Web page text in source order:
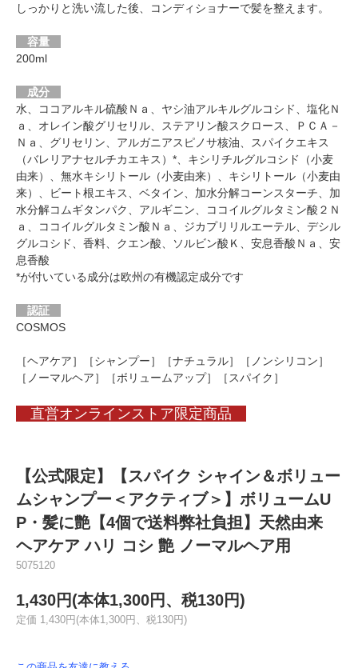
しっかりと洗い流した後、コンディショナーで髪を整えます。
容量
200ml
成分
水、ココアルキル硫酸Ｎａ、ヤシ油アルキルグルコシド、塩化Ｎ
ａ、オレイン酸グリセリル、ステアリン酸スクロース、ＰＣＡ－
Ｎａ、グリセリン、アルガニアスピノサ核油、スパイクエキス
（バレリアナセルチカエキス）*、キシリチルグルコシド（小麦
由来）、無水キシリトール（小麦由来）、キシリトール（小麦由
来）、ビート根エキス、ベタイン、加水分解コーンスターチ、加
水分解コムギタンパク、アルギニン、ココイルグルタミン酸２Ｎ
ａ、ココイルグルタミン酸Ｎａ、ジカプリリルエーテル、デシル
グルコシド、香料、クエン酸、ソルビン酸Ｋ、安息香酸Ｎａ、安
息香酸
*が付いている成分は欧州の有機認定成分です
認証
COSMOS
［ヘアケア］［シャンプー］［ナチュラル］［ノンシリコン］
［ノーマルヘア］［ボリュームアップ］［スパイク］
直営オンラインストア限定商品
【公式限定】【スパイク シャイン＆ボリュー
ムシャンプー＜アクティブ＞】ボリュームU
P・髪に艶【4個で送料弊社負担】天然由来
ヘアケア ハリ コシ 艶 ノーマルヘア用
5075120
1,430円(本体1,300円、税130円)
定価 1,430円(本体1,300円、税130円)